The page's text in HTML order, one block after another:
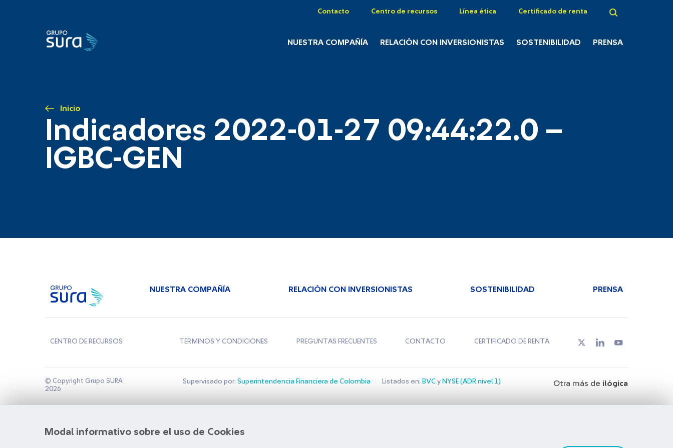
Contacto Centro de recursos Línea ética Certificado de renta
NUESTRA COMPAÑÍA RELACIÓN CON INVERSIONISTAS SOSTENIBILIDAD PRENSA
Inicio
Indicadores 2022-01-27 09:44:22.0 –
IGBC-GEN
Modal informativo sobre el uso de Cookies
NUESTRA COMPAÑÍA RELACIÓN CON INVERSIONISTAS SOSTENIBILIDAD PRENSA
CENTRO DE RECURSOS TÉRMINOS Y CONDICIONES PREGUNTAS FRECUENTES CONTACTO CERTIFICADO DE RENTA
© Copyright Grupo SURA
2026
Supervisado por: Superintendencia Financiera de Colombia Listados en: BVCy NYSE (ADR nivel 1) Otra más de ilógica